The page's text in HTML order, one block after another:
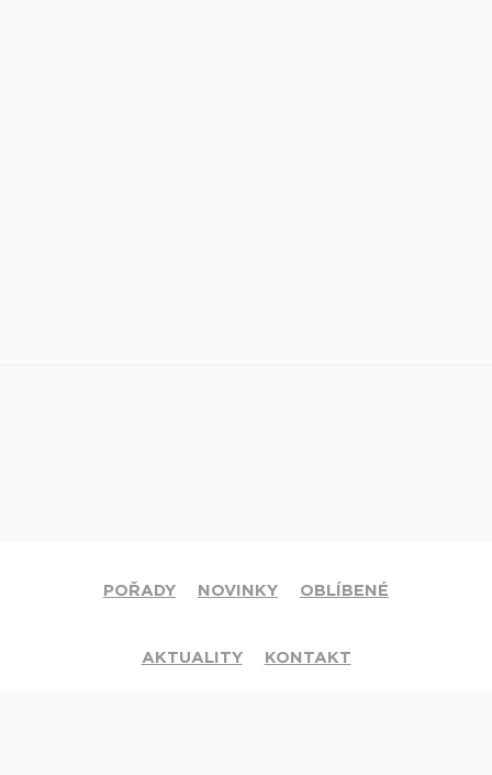
POŘADY NOVINKY OBLÍBENÉ
AKTUALITY KONTAKT